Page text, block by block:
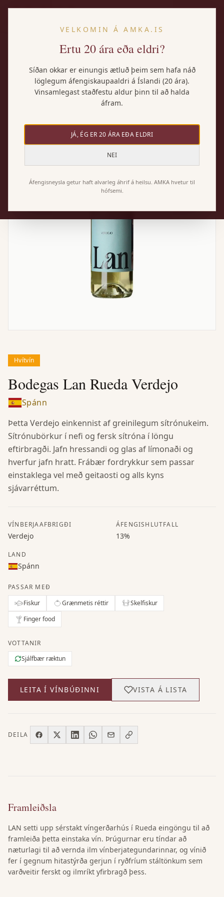
Hvítvín
Bodegas Lan Rueda Verdejo
Spánn
Þetta Verdejo einkennist af greinilegum sítrónukeim.
Sítrónubörkur í nefi og fersk sítróna í löngu
eftirbragði. Jafn hressandi og glas af límonaði og
hverfur jafn hratt. Frábær fordrykkur sem passar
einstaklega vel með geitaosti og alls kyns
sjávarréttum.
VÍNBERJAAFBRIGÐI
Verdejo
ÁFENGISHLUTFALL
13%
LAND
Spánn
PASSAR MEÐ
Fiskur
Grænmetis réttir
Skelfiskur
Finger food
VOTTANIR
Sjálfbær ræktun
LEITA Í VÍNBÚÐINNI VISTA Á LISTA
DEILA
Framleiðsla
LAN setti upp sérstakt víngerðarhús í Rueda eingöngu til að
framleiða þetta einstaka vín. Þrúgurnar eru tíndar að
næturlagi til að vernda ilm vínberjategundarinnar, og vínið
fer í gegnum hitastýrða gerjun í ryðfríum stáltönkum sem
varðveitir ferskt og ilmríkt yfirbragð þess.
VELKOMIN Á AMKA.IS
Ertu 20 ára eða eldri?
Síðan okkar er einungis ætluð þeim sem hafa náð
löglegum áfengiskaupaaldri á Íslandi (20 ára).
Vinsamlegast staðfestu aldur þinn til að halda
áfram.
JÁ, ÉG ER 20 ÁRA EÐA ELDRI
NEI
Áfengisneysla getur haft alvarleg áhrif á heilsu. AMKA hvetur til
hófsemi.